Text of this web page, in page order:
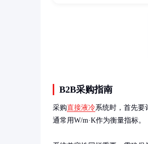
B2B采购指南
采购直接液冷系统时，首先要
通常用W/m·K作为衡量指标。